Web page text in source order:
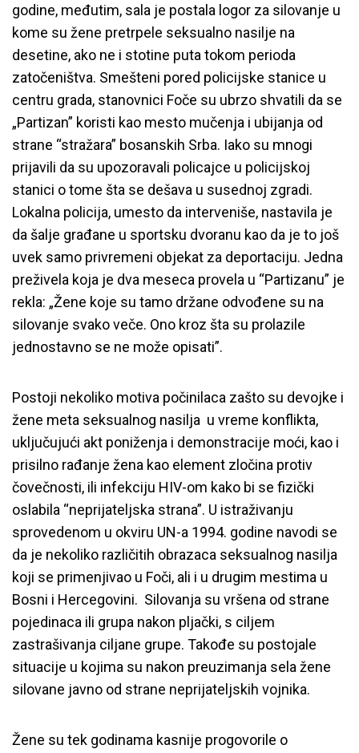
godine, međutim, sala je postala logor za silovanje u
kome su žene pretrpele seksualno nasilje na
desetine, ako ne i stotine puta tokom perioda
zatočeništva. Smešteni pored policijske stanice u
centru grada, stanovnici Foče su ubrzo shvatili da se
„Partizan” koristi kao mesto mučenja i ubijanja od
strane “stražara” bosanskih Srba. Iako su mnogi
prijavili da su upozoravali policajce u policijskoj
stanici o tome šta se dešava u susednoj zgradi.
Lokalna policija, umesto da interveniše, nastavila je
da šalje građane u sportsku dvoranu kao da je to još
uvek samo privremeni objekat za deportaciju. Jedna
preživela koja je dva meseca provela u “Partizanu” je
rekla: „Žene koje su tamo držane odvođene su na
silovanje svako veče. Ono kroz šta su prolazile
jednostavno se ne može opisati”.
Postoji nekoliko motiva počinilaca zašto su devojke i
žene meta seksualnog nasilja u vreme konflikta,
uključujući akt poniženja i demonstracije moći, kao i
prisilno rađanje žena kao element zločina protiv
čovečnosti, ili infekciju HIV-om kako bi se fizički
oslabila “neprijateljska strana”. U istraživanju
sprovedenom u okviru UN-a 1994. godine navodi se
da je nekoliko različitih obrazaca seksualnog nasilja
koji se primenjivao u Foči, ali i u drugim mestima u
Bosni i Hercegovini. Silovanja su vršena od strane
pojedinaca ili grupa nakon pljački, s ciljem
zastrašivanja ciljane grupe. Takođe su postojale
situacije u kojima su nakon preuzimanja sela žene
silovane javno od strane neprijateljskih vojnika.
Žene su tek godinama kasnije progovorile o